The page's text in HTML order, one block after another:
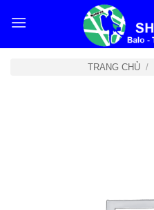
qua
TRANG CHỦ /